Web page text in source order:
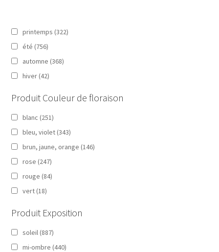
printemps (322)
été (756)
automne (368)
hiver (42)
Produit Couleur de floraison
blanc (251)
bleu, violet (343)
brun, jaune, orange (146)
rose (247)
rouge (84)
vert (18)
Produit Exposition
soleil (887)
mi-ombre (440)